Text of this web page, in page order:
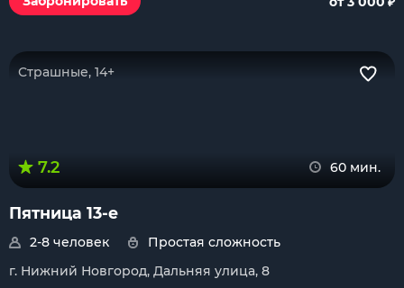
Страшные, 14+
7.2 60 мин.
Пятница 13-е
2-8 человек
Простая сложность
г. Нижний Новгород, Дальняя улица, 8